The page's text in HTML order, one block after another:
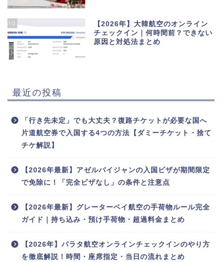
10
【2026年】大韓航空のオンライン
チェックイン｜何時間前？できない
原因と対処法まとめ
最近の投稿
「行き先未定」でも大丈夫？復路チケットが必要な国へ
片道航空券で入国する4つの方法【ダミーチケット・捨て
チケ解説】
【2026年最新】アゼルバイジャンの入国ビザが期間限定
で免除に！「完全ビザなし」の条件と注意点
【2026年最新】グレーターベイ航空の手荷物ルール完全
ガイド｜持ち込み・預け手荷物・超過料金まとめ
【2026年】パラタ航空オンラインチェックインのやり方
を徹底解説！時間・座席指定・当日の流れまとめ